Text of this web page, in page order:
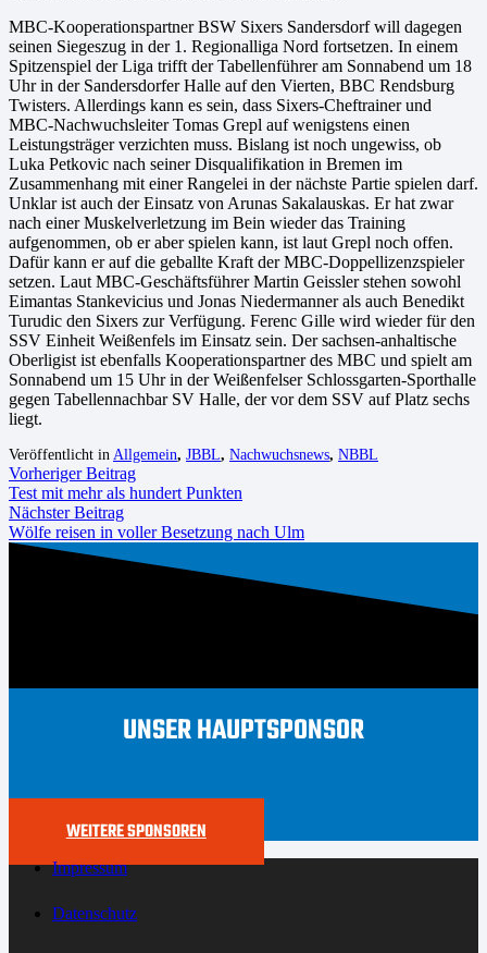
MBC-Kooperationspartner BSW Sixers Sandersdorf will dagegen
seinen Siegeszug in der 1. Regionalliga Nord fortsetzen. In einem
Spitzenspiel der Liga trifft der Tabellenführer am Sonnabend um 18
Uhr in der Sandersdorfer Halle auf den Vierten, BBC Rendsburg
Twisters. Allerdings kann es sein, dass Sixers-Cheftrainer und
MBC-Nachwuchsleiter Tomas Grepl auf wenigstens einen
Leistungsträger verzichten muss. Bislang ist noch ungewiss, ob
Luka Petkovic nach seiner Disqualifikation in Bremen im
Zusammenhang mit einer Rangelei in der nächste Partie spielen darf.
Unklar ist auch der Einsatz von Arunas Sakalauskas. Er hat zwar
nach einer Muskelverletzung im Bein wieder das Training
aufgenommen, ob er aber spielen kann, ist laut Grepl noch offen.
Dafür kann er auf die geballte Kraft der MBC-Doppellizenzspieler
setzen. Laut MBC-Geschäftsführer Martin Geissler stehen sowohl
Eimantas Stankevicius und Jonas Niedermanner als auch Benedikt
Turudic den Sixers zur Verfügung. Ferenc Gille wird wieder für den
SSV Einheit Weißenfels im Einsatz sein. Der sachsen-anhaltische
Oberligist ist ebenfalls Kooperationspartner des MBC und spielt am
Sonnabend um 15 Uhr in der Weißenfelser Schlossgarten-Sporthalle
gegen Tabellennachbar SV Halle, der vor dem SSV auf Platz sechs
liegt.
Veröffentlicht in Allgemein, JBBL, Nachwuchsnews, NBBL
Vorheriger Beitrag
Test mit mehr als hundert Punkten
Nächster Beitrag
Wölfe reisen in voller Besetzung nach Ulm
UNSER HAUPTSPONSOR
WEITERE SPONSOREN
Impressum
Datenschutz